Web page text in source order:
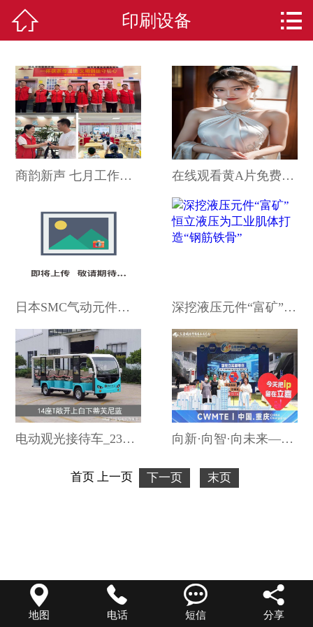
印刷系列
新闻资讯
合作伙伴
服务承诺
联系我们
 印刷设备 
商韵新声 七月工作掠影②：皮革鞋料商会国外参展重庆商会组织健 在线观看黄A片免费视频软件V
日本SMC气动元件的工作原理是什么气动元件的功能特点有哪些 深挖液压元件“富矿” 恒立液压为工业肌体打造“钢筋铁骨”
电动观光接待车_23座电动敞开观光游览车 向新·向智·向未来——2025第25届立嘉国际智能装备展览会
首页 上一页 下一页 末页

地图

电话

短信

分享